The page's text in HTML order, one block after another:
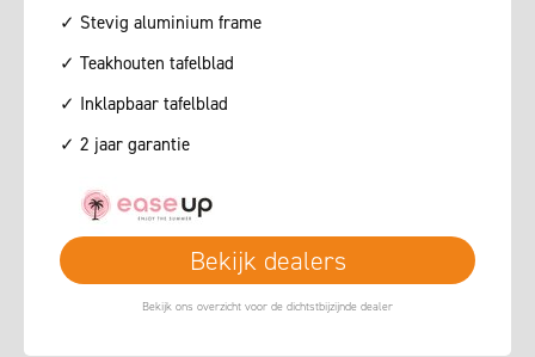
✓ Stevig aluminium frame
✓ Teakhouten tafelblad
✓ Inklapbaar tafelblad
✓ 2 jaar garantie
Bekijk dealers